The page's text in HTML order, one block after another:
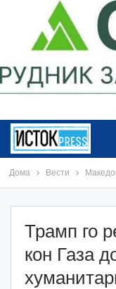
Дома Вести
Трамп го
кон Газа